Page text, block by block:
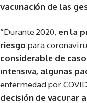
vacunación de las
“Durante 2020, en la
riesgo para
considerable de
intensiva, algunas
enfermedad por
decisión de vacunar